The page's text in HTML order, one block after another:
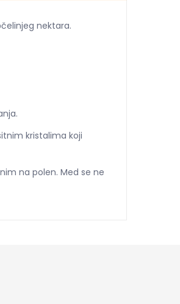
nektara.
kristalima koji
na polen. Med se ne